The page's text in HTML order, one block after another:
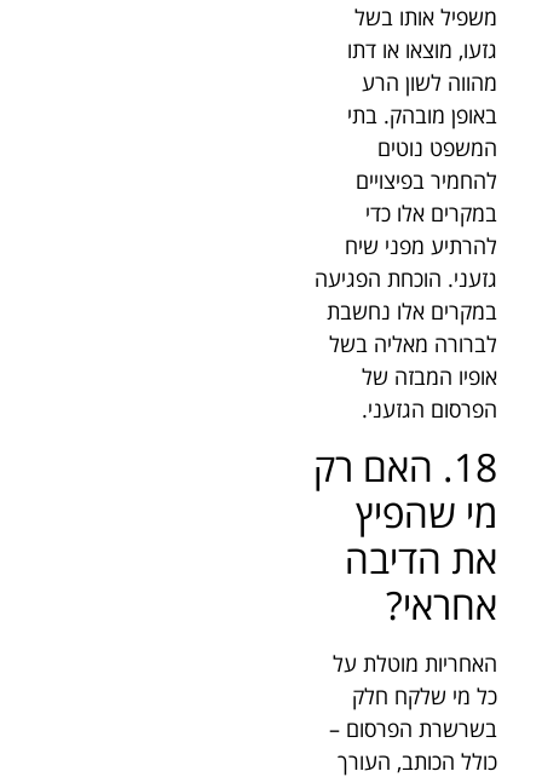
משפיל אותו בשל
גזעו, מוצאו או דתו
מהווה לשון הרע
באופן מובהק. בתי
המשפט נוטים
להחמיר בפיצויים
במקרים אלו כדי
להרתיע מפני שיח
גזעני. הוכחת הפגיעה
במקרים אלו נחשבת
לברורה מאליה בשל
אופיו המבזה של
הפרסום הגזעני.
18. האם רק
מי שהפיץ
את הדיבה
אחראי?
האחריות מוטלת על
כל מי שלקח חלק
בשרשרת הפרסום –
כולל הכותב, העורך